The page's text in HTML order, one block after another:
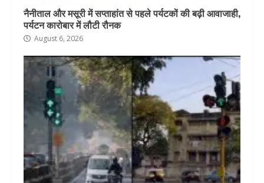
नैनीताल और मसूरी में सप्ताहांत से पहले पर्यटकों की बढ़ी आवाजाही,
पर्यटन कारोबार में लौटी रौनक
August 6, 2026